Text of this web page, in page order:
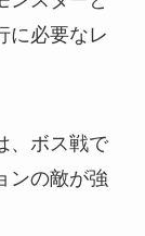
に必要なレ
、ボス戦で
ンの敵が強